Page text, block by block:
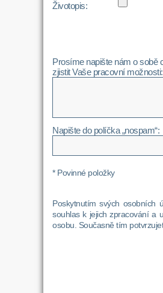
Životopis:
Prosíme napište nám o sobě
zjistit Vaše pracovní možnosti:
Napište do políčka „nospam“:
* Povinné položky
Poskytnutím svých osobních
souhlas k jejich zpracování a
osobu. Současně tím